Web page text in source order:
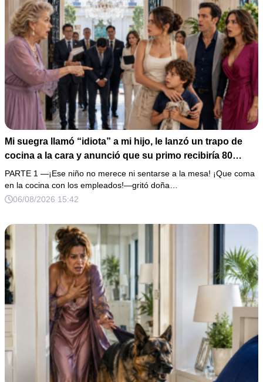
Mi suegra llamó “idiota” a mi hijo, le lanzó un trapo de
cocina a la cara y anunció que su primo recibiría 80
millones y el 50% de las acciones: “Aprende cuál es tu
lugar”. Permanecí en silencio hasta que terminaron de
firmar; entonces mostré una grabación y alguien llamó a
PARTE 1 —¡Ese niño no merece ni sentarse a la mesa! ¡Que coma
en la cocina con los empleados!—gritó doña…
06/08/2026 15:42